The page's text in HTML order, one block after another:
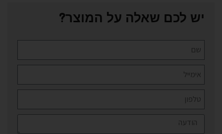
יש לכם שאלה על המוצר?